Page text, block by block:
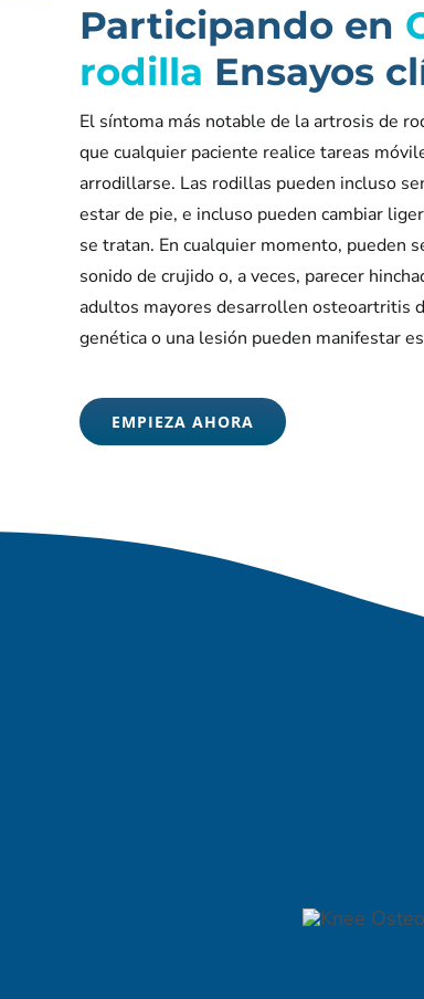
Participando en
rodilla Ensayos
El síntoma más notable de la artrosis de
que cualquier paciente realice tareas
arrodillarse. Las rodillas pueden incluso
estar de pie, e incluso pueden cambiar
se tratan. En cualquier momento, pueden
sonido de crujido o, a veces, parecer
adultos mayores desarrollen osteoartritis
genética o una lesión pueden manifestar
EMPIEZA AHORA